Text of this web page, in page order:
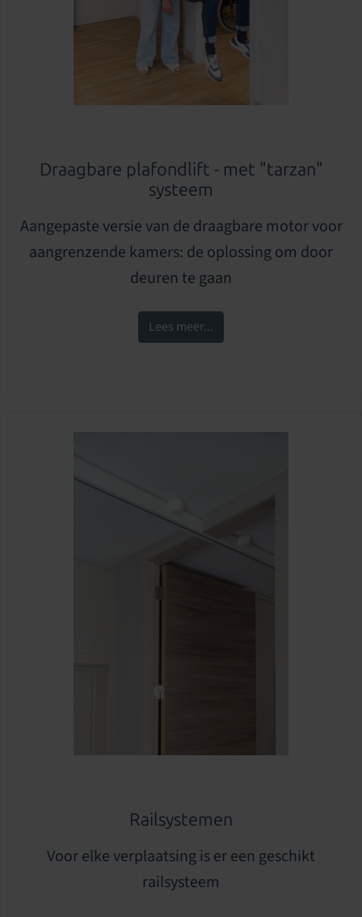
Draagbare plafondlift - met "tarzan"
systeem
Aangepaste versie van de draagbare motor voor
aangrenzende kamers: de oplossing om door
deuren te gaan
Lees meer...
Railsystemen
Voor elke verplaatsing is er een geschikt
railsysteem